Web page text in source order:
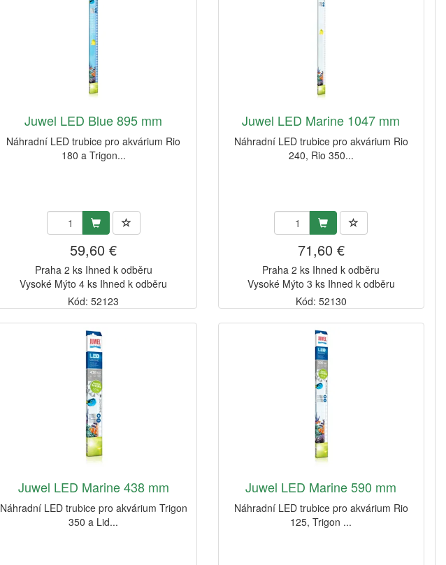
Juwel LED Blue 895 mm
Náhradní LED trubice pro akvárium Rio
180 a Trigon...
59,60 €
Praha 2 ks Ihned k odběru
Vysoké Mýto 4 ks Ihned k odběru
Kód: 52123
Juwel LED Marine 1047 mm
Náhradní LED trubice pro akvárium Rio
240, Rio 350...
71,60 €
Praha 2 ks Ihned k odběru
Vysoké Mýto 3 ks Ihned k odběru
Kód: 52130
Juwel LED Marine 438 mm
Náhradní LED trubice pro akvárium Trigon
350 a Lid...
Juwel LED Marine 590 mm
Náhradní LED trubice pro akvárium Rio
125, Trigon ...